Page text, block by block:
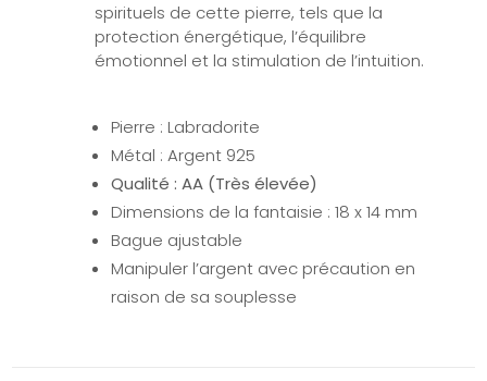
spirituels de cette pierre, tels que la
protection énergétique, l’équilibre
émotionnel et la stimulation de l’intuition.
Pierre : Labradorite
Métal : Argent 925
Qualité : AA (Très élevée)
Dimensions de la fantaisie : 18 x 14 mm
Bague ajustable
Manipuler l’argent avec précaution en
raison de sa souplesse